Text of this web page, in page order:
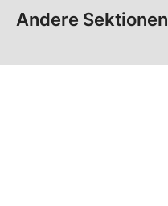
Andere Sektionen